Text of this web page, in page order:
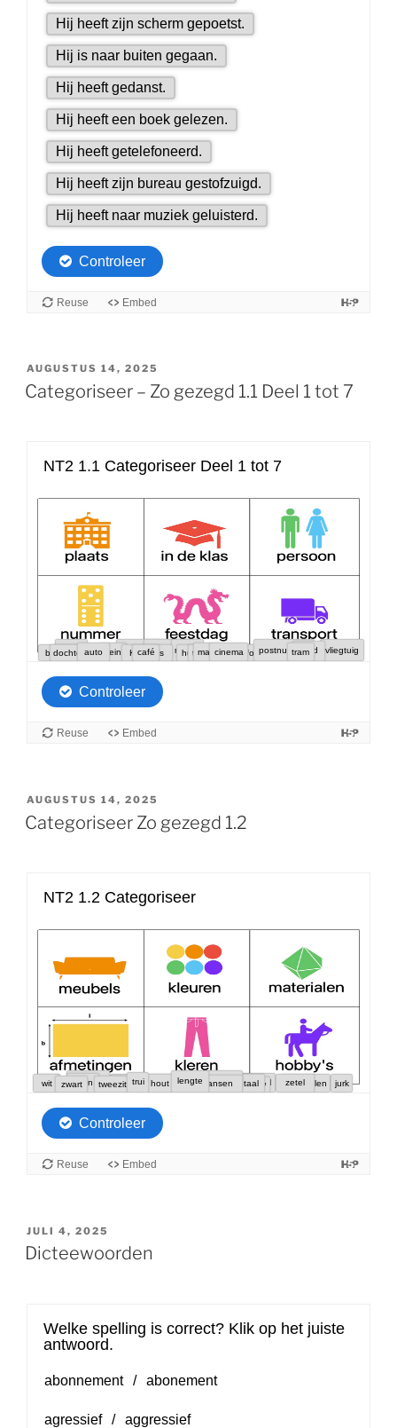
GEPLAATST
OP
AUGUSTUS 14, 2025
Categoriseer – Zo gezegd 1.1 Deel 1 tot 7
GEPLAATST
OP
AUGUSTUS 14, 2025
Categoriseer Zo gezegd 1.2
GEPLAATST
OP
JULI 4, 2025
Dicteewoorden